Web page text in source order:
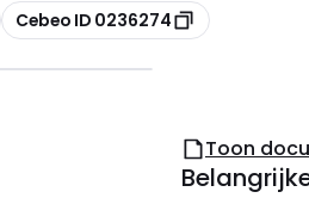
Kopiëren
Cebeo ID 0236274
Toon